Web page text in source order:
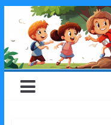
content